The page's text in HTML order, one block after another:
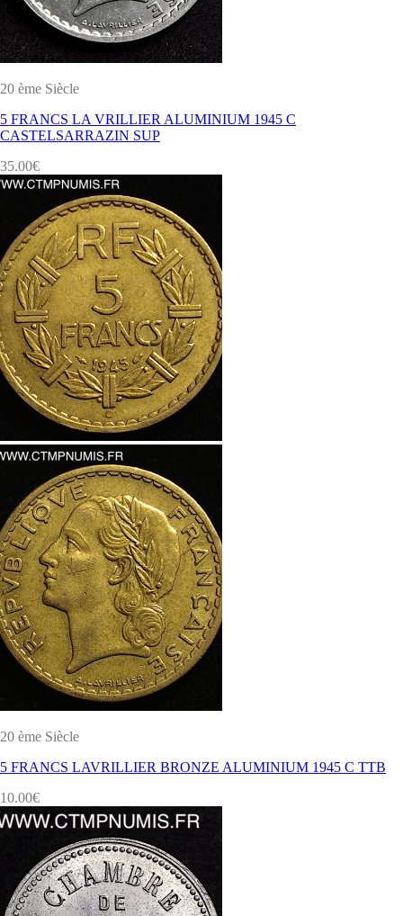
20 ème Siècle
5 FRANCS LA VRILLIER ALUMINIUM 1945 C
CASTELSARRAZIN SUP
35.00€
20 ème Siècle
5 FRANCS LAVRILLIER BRONZE ALUMINIUM 1945 C TTB
10.00€